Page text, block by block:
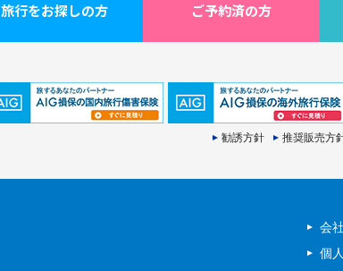
旅行をお探しの方 ご予約済の方
勧誘方針 推奨販売方
会
個